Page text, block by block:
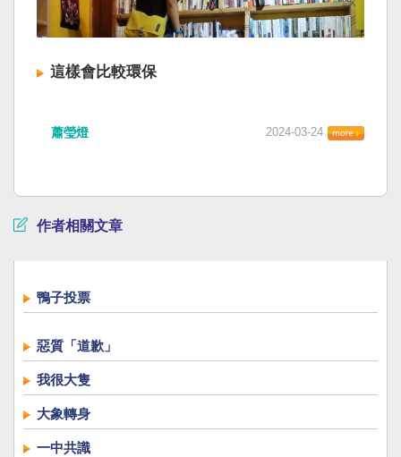
這樣會比較環保
蕭瑩燈 2024-03-24
作者相關文章
鴨子投票
惡質「道歉」
我很大隻
大象轉身
一中共識